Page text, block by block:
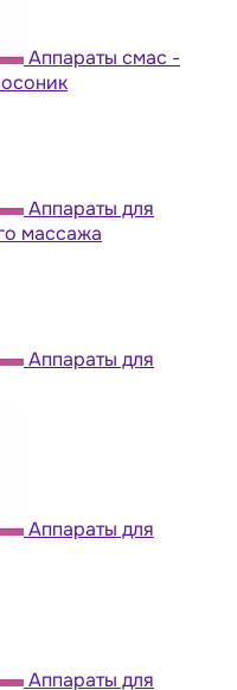
Аппараты cмас -
Аппараты для
массажа
Аппараты для
Аппараты для
Аппараты для